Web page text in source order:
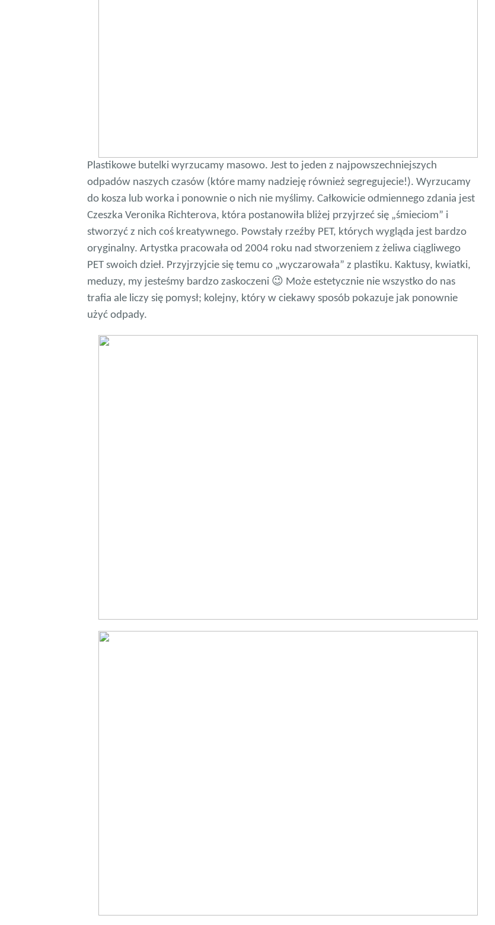
Plastikowe butelki wyrzucamy masowo. Jest to jeden z najpowszechniejszych
odpadów naszych czasów (które mamy nadzieję również segregujecie!). Wyrzucamy
do kosza lub worka i ponownie o nich nie myślimy. Całkowicie odmiennego zdania jest
Czeszka Veronika Richterova, która postanowiła bliżej przyjrzeć się „śmieciom” i
stworzyć z nich coś kreatywnego. Powstały rzeźby PET, których wygląda jest bardzo
oryginalny. Artystka pracowała od 2004 roku nad stworzeniem z żeliwa ciągliwego
PET swoich dzieł. Przyjrzyjcie się temu co „wyczarowała” z plastiku. Kaktusy, kwiatki,
meduzy, my jesteśmy bardzo zaskoczeni 😉 Może estetycznie nie wszystko do nas
trafia ale liczy się pomysł; kolejny, który w ciekawy sposób pokazuje jak ponownie
użyć odpady.